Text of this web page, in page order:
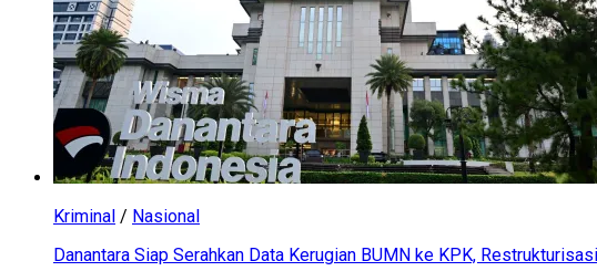
Kriminal / Nasional
Danantara Siap Serahkan Data Kerugian BUMN ke KPK,